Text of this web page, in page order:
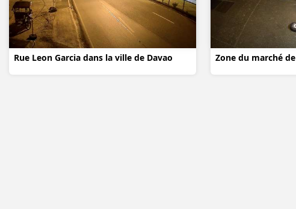
Rue Leon Garcia dans la ville de Davao Zone du marché